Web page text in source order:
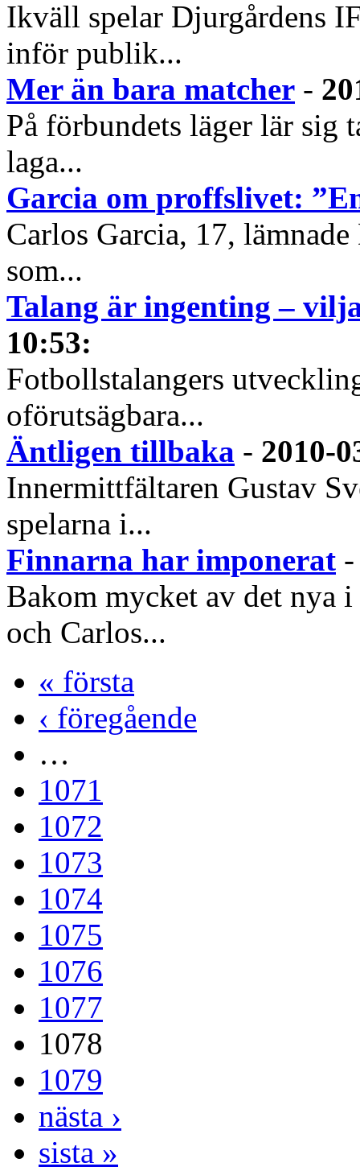
Ikväll spelar Djurgårdens
inför publik...
Mer än bara matcher -
På förbundets läger lär sig
laga...
Garcia om proffslivet:
Carlos Garcia, 17,
som...
Talang är ingenting –
10:53:
Fotbollstalangers
oförutsägbara...
Äntligen tillbaka - 2010-
Innermittfältaren Gustav
spelarna i...
Finnarna har imponerat
Bakom mycket av det nya
och Carlos...
« första
‹ föregående
…
1071
1072
1073
1074
1075
1076
1077
1078
1079
nästa ›
sista »